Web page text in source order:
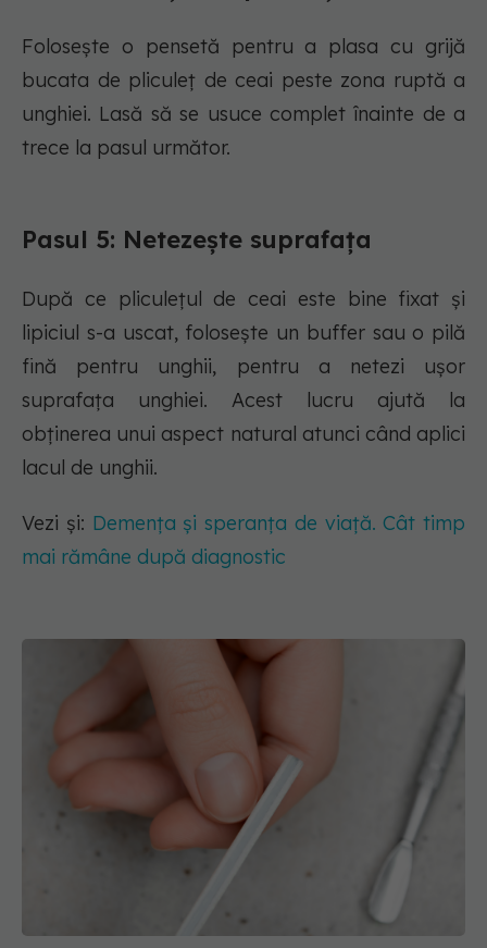
Folosește o pensetă pentru a plasa cu grijă
bucata de pliculeț de ceai peste zona ruptă a
unghiei. Lasă să se usuce complet înainte de a
trece la pasul următor.
Pasul 5: Netezește suprafața
După ce pliculețul de ceai este bine fixat și
lipiciul s-a uscat, folosește un buffer sau o pilă
fină pentru unghii, pentru a netezi ușor
suprafața unghiei. Acest lucru ajută la
obținerea unui aspect natural atunci când aplici
lacul de unghii.
Vezi și: Demența și speranța de viață. Cât timp
mai rămâne după diagnostic